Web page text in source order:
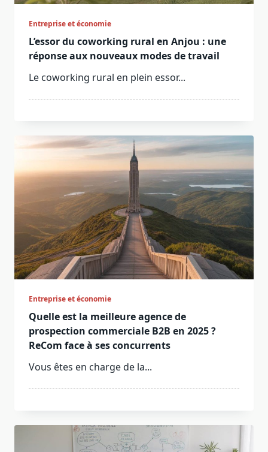
Entreprise et économie
L’essor du coworking rural en Anjou : une
réponse aux nouveaux modes de travail
Le coworking rural en plein essor...
Entreprise et économie
Quelle est la meilleure agence de
prospection commerciale B2B en 2025 ?
ReCom face à ses concurrents
Vous êtes en charge de la...